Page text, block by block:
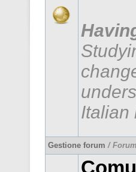
Italian
Gestione forum /